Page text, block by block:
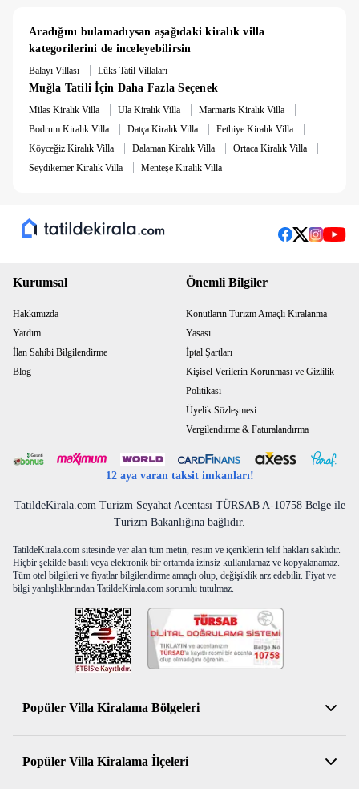
yapılabilmektedir.
Mutfak :
Modern Amerikan mutfak içerisinde buzdolabı,
bulaşık makinası, fırın, ocak, mikrodalga fırın, yemek masası,
yemek masası, yemek takımları, çatal ve bıçak takımları,
tencere ve tava takımları, bardaklar bulunmaktadır.
Havuz ve Bahçe :
Özel havuz, şezlong, şemsiye, yemek
masası, salıncak ve barbekü bulunmaktadır.
Aradığını bulamadıysan aşağıdaki kiralık villa
kategorilerini de inceleyebilirsin
Balayı Villası | Lüks Tatil Villaları
Muğla Tatili İçin Daha Fazla Seçenek
Milas Kiralık Villa | Ula Kiralık Villa | Marmaris Kiralık Villa |
Bodrum Kiralık Villa | Datça Kiralık Villa | Fethiye Kiralık Villa |
Köyceğiz Kiralık Villa | Dalaman Kiralık Villa | Ortaca Kiralık Villa |
Seydikemer Kiralık Villa | Menteşe Kiralık Villa
Kurumsal
Hakkımızda
Yardım
İlan Sahibi Bilgilendirme
Blog
Önemli Bilgiler
Konutların Turizm Amaçlı Kiralanma
Yasası
İptal Şartları
Kişisel Verilerin Korunması ve Gizlilik
Politikası
Üyelik Sözleşmesi
Vergilendirme & Faturalandırma
12 aya varan taksit imkanları!
TatildeKirala.com Turizm Seyahat Acentası TÜRSAB A-10758 Belge ile
Turizm Bakanlığına bağlıdır.
TatildeKirala.com sitesinde yer alan tüm metin, resim ve içeriklerin telif hakları saklıdır.
Hiçbir şekilde basılı veya elektronik bir ortamda izinsiz kullanılamaz ve kopyalanamaz.
Tüm otel bilgileri ve fiyatlar bilgilendirme amaçlı olup, değişiklik arz edebilir. Fiyat ve
bilgi yanlışlıklarından TatildeKirala.com sorumlu tutulmaz.
Popüler Villa Kiralama Bölgeleri
Antalya Kiralık Villa
Muğla Kiralık Villa
Popüler Villa Kiralama İlçeleri